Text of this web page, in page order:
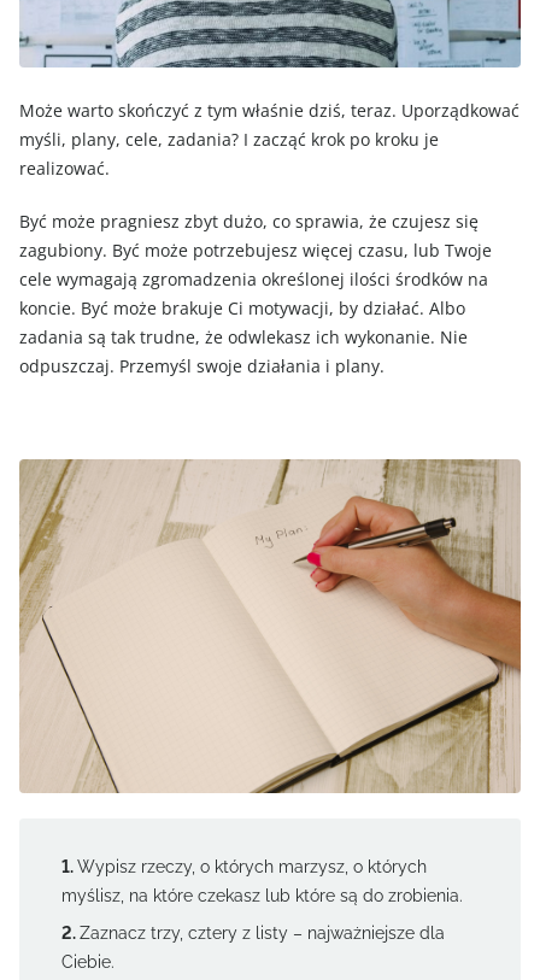
Może warto skończyć z tym właśnie dziś, teraz. Uporządkować
myśli, plany, cele, zadania? I zacząć krok po kroku je
realizować.
Być może pragniesz zbyt dużo, co sprawia, że czujesz się
zagubiony. Być może potrzebujesz więcej czasu, lub Twoje
cele wymagają zgromadzenia określonej ilości środków na
koncie. Być może brakuje Ci motywacji, by działać. Albo
zadania są tak trudne, że odwlekasz ich wykonanie. Nie
odpuszczaj. Przemyśl swoje działania i plany.
Wypisz rzeczy, o których marzysz, o których
myślisz, na które czekasz lub które są do zrobienia.
Zaznacz trzy, cztery z listy – najważniejsze dla
Ciebie.